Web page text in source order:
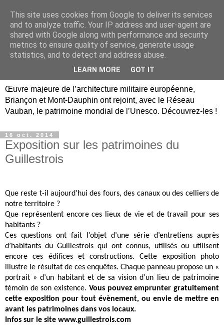
Briançon, Mont-Dauphin,
Vauban Unesco Hautes-
Œuvre majeure de l’architecture militaire européenne,
Briançon et Mont-Dauphin ont rejoint, avec le Réseau
Vauban, le patrimoine mondial de l’Unesco. Découvrez-les !
16 oct. 2014
Exposition sur les patrimoines du
Guillestrois
Que reste t-il aujourd’hui des fours, des canaux ou des celliers de
notre territoire ?
Que représentent encore ces lieux de vie et de travail pour ses
habitants ?
Ces questions ont fait l’objet d’une série d’entretiens auprès
d’habitants du Guillestrois qui ont connus, utilisés ou utilisent
encore ces édifices et constructions. Cette exposition photo
illustre le résultat de ces enquêtes. Chaque panneau propose un «
portrait » d’un habitant et de sa vision d’un lieu de patrimoine
témoin de son existence. Vous pouvez emprunter gratuitement
cette exposition pour tout évènement, ou envie de mettre en
avant les patrimoines dans vos locaux.
Infos sur le site www.guillestrois.com
This site uses cookies from Google to deliver its services
and to analyze traffic. Your IP address and user-agent are
shared with Google along with performance and security
metrics to ensure quality of service, generate usage
statistics, and to detect and address abuse.
LEARN MORE GOT IT